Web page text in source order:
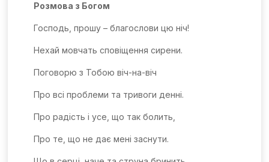
Розмова з Богом
Господь, прошу – благослови цю ніч!
Нехай мовчать сповіщення сирени.
Поговорю з Тобою віч-на-віч
Про всі проблеми та тривоги денні.
Про радість і усе, що так болить,
Про те, що не дає мені заснути.